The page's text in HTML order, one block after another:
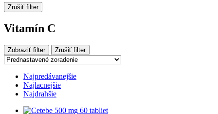
Zrušiť filter
Vitamín C
Zobraziť filter Zrušiť filter
Najpredávanejšie
Najlacnejšie
Najdrahšie